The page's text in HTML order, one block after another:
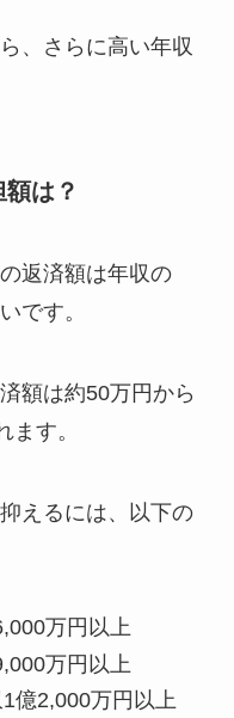
、さらに高い年収
は？
返済額は年収の
です。
額は約50万円から
す。
えるには、以下の
万円以上
万円以上
億2,000万円以上